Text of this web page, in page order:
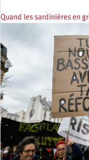
Quand les sardinières en